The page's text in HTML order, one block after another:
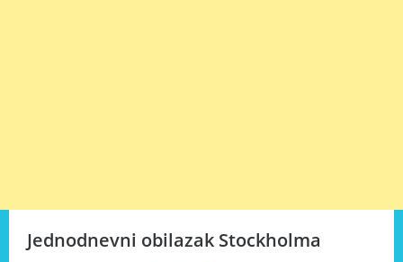
Jednodnevni obilazak Stockholma